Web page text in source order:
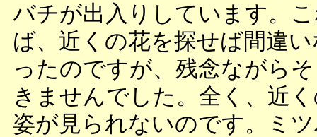
バチが出入りしています。
ば、近くの花を探せば間違
ったのですが、残念ながら
きませんでした。全く、近
姿が見られないのです。ミ